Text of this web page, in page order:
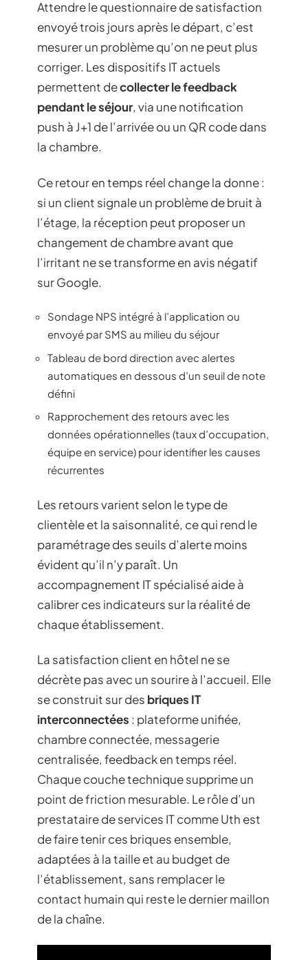
Attendre le questionnaire de satisfaction
envoyé trois jours après le départ, c’est
mesurer un problème qu’on ne peut plus
corriger. Les dispositifs IT actuels
permettent decollecter le feedback
pendant le séjour, via une notification
push à J+1 de l’arrivée ou un QR code dans
la chambre.
Ce retour en temps réel change la donne :
si un client signale un problème de bruit à
l’étage, la réception peut proposer un
changement de chambre avant que
l’irritant ne se transforme en avis négatif
sur Google.
Sondage NPS intégré à l’application ou
envoyé par SMS au milieu du séjour
Tableau de bord direction avec alertes
automatiques en dessous d’un seuil de note
défini
Rapprochement des retours avec les
données opérationnelles (taux d’occupation,
équipe en service) pour identifier les causes
récurrentes
Les retours varient selon le type de
clientèle et la saisonnalité, ce qui rend le
paramétrage des seuils d’alerte moins
évident qu’il n’y paraît. Un
accompagnement IT spécialisé aide à
calibrer ces indicateurs sur la réalité de
chaque établissement.
La satisfaction client en hôtel ne se
décrète pas avec un sourire à l’accueil. Elle
se construit sur des briques IT
interconnectées : plateforme unifiée,
chambre connectée, messagerie
centralisée, feedback en temps réel.
Chaque couche technique supprime un
point de friction mesurable. Le rôle d’un
prestataire de services IT comme Uth est
de faire tenir ces briques ensemble,
adaptées à la taille et au budget de
l’établissement, sans remplacer le
contact humain qui reste le dernier maillon
de la chaîne.